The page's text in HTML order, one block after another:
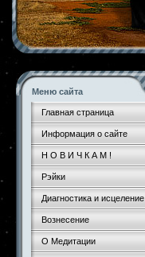
Меню сайта
Главная страница
Информация о сайте
Н О В И Ч К А М !
Рэйки
Диагностика и исцеление
Вознесение
О Медитации